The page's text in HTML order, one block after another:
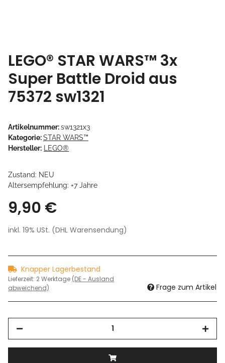
LEGO® STAR WARS™ 3x
Super Battle Droid aus
75372 sw1321
Artikelnummer:sw1321x3
Kategorie:STAR WARS™
Hersteller: LEGO®
Zustand: NEU
Altersempfehlung: +7 Jahre
9,90 €
inkl. 19% USt. (DHL Warensendung)
Knapper Lagerbestand
Lieferzeit: 2 Werktage (DE - Ausland
abweichend)
Frage zum Artikel